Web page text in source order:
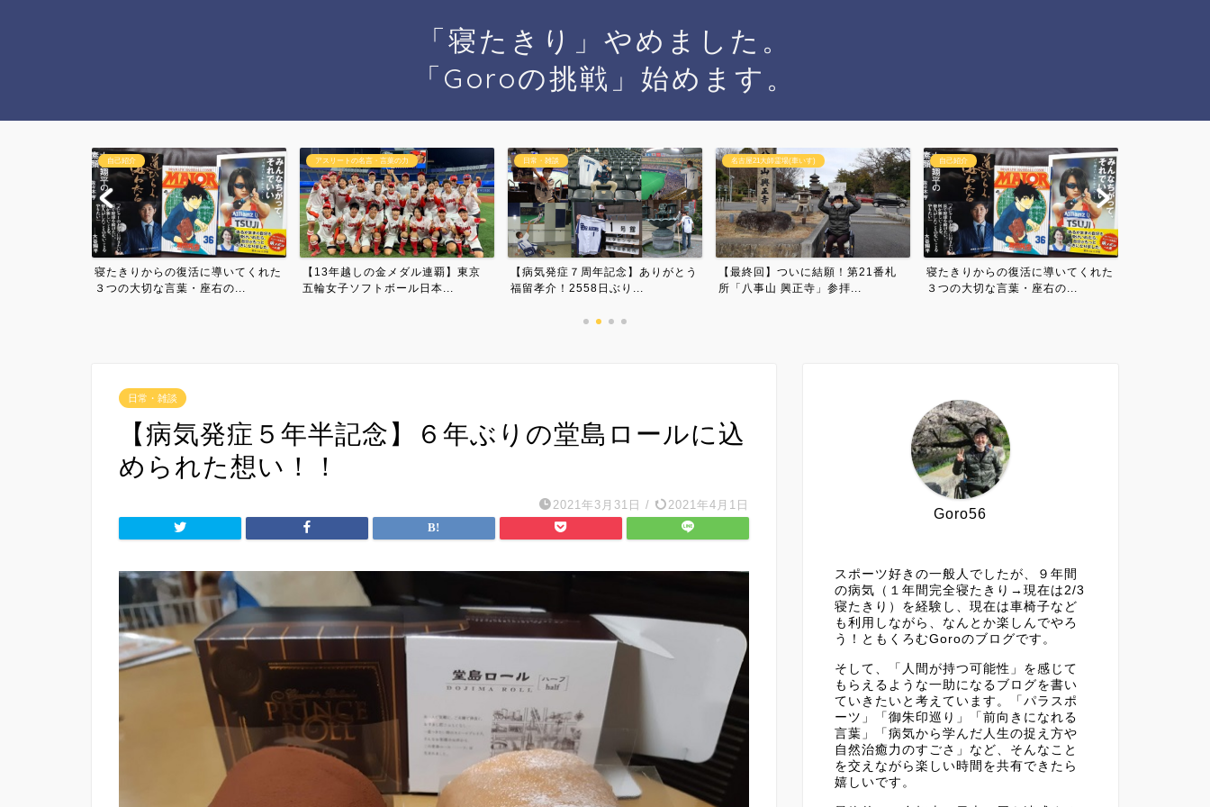
「寝たきり」やめました。
「Goroの挑戦」始めます。
アスリートの名言・言葉の力
【13年越しの金メダル連覇】東京
五輪女子ソフトボール日本...
日常・雑談
【病気発症７周年記念】ありがとう
福留孝介！2558日ぶり...
名古屋21大師霊場(車いす)
【最終回】ついに結願！第21番札
所「八事山 興正寺」参拝...
自己紹介
寝たきりからの復活に導いてくれた
３つの大切な言葉・座右の...
アスリートの名言・言葉の力
【13年越しの金メダル連覇】東京
五輪女子ソフトボール日本...
日常・雑談
【病気発症５年半記念】６年ぶりの堂島ロールに込
められた想い！！
2021年3月31日 / 2021年4月1日
Goro56
スポーツ好きの一般人でしたが、９年間
の病気（１年間完全寝たきり→現在は2/3
寝たきり）を経験し、現在は車椅子など
も利用しながら、なんとか楽しんでやろ
う！ともくろむGoroのブログです。
そして、「人間が持つ可能性」を感じて
もらえるような一助になるブログを書い
ていきたいと考えています。「パラスポ
ーツ」「御朱印巡り」「前向きになれる
言葉」「病気から学んだ人生の捉え方や
自然治癒力のすごさ」など、そんなこと
を交えながら楽しい時間を共有できたら
嬉しいです。